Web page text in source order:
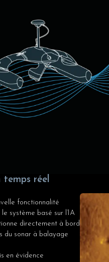
temps réel
fonctionnalité
système basé sur l’IA
directement à bord
du sonar à balayage
en évidence